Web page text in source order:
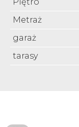
Metraż
garaż
tarasy